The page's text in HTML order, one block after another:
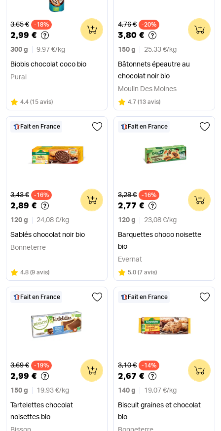
Ancien prix
3,65 € -18%
2,99 €
300 g 9,97 €/ kg
Biobis chocolat coco bio
0
Pural
Note
4.4 sur 5
(15 avis)
Ancien prix
4,76 € -20%
3,80 €
150 g 25,33 €/ kg
Bâtonnets épeautre au
chocolat noir bio
0
Moulin Des Moines
Note
4.7 sur 5
(13 avis)
Fait en France
Ancien prix
3,43 € -16%
2,89 €
120 g 24,08 €/ kg
Sablés chocolat noir bio
0
Bonneterre
Note
4.8 sur 5
(9 avis)
Fait en France
Ancien prix
3,28 € -16%
2,77 €
120 g 23,08 €/ kg
Barquettes choco noisette
bio
0
Evernat
Note
5.0 sur 5
(7 avis)
Fait en France
Ancien prix
3,69 € -19%
2,99 €
150 g 19,93 €/ kg
Tartelettes chocolat
noisettes bio
0
Fait en France
Ancien prix
3,10 € -14%
2,67 €
140 g 19,07 €/ kg
Biscuit graines et chocolat
bio
0